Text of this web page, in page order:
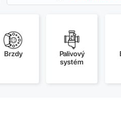
Brzdy
Palivový
systém